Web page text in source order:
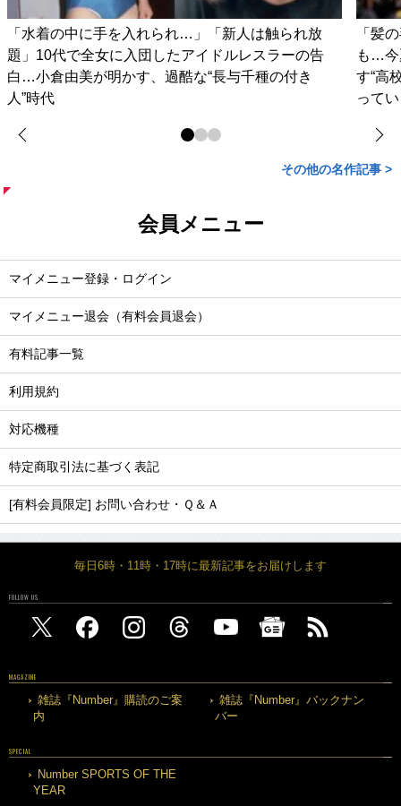
「水着の中に手を入れられ…」「新人は触られ放
題」10代で全女に入団したアイドルレスラーの告
白…小倉由美が明かす、過酷な“長与千種の付き
人”時代
「髪
も…今
す“高
って
その他の名作記事 >
会員メニュー
マイメニュー登録・ログイン
マイメニュー退会（有料会員退会）
有料記事一覧
利用規約
対応機種
特定商取引法に基づく表記
[有料会員限定] お問い合わせ・Ｑ＆Ａ
毎日6時・11時・17時に最新記事をお届けします
FOLLOW US
MAGAZINE
雑誌『Number』購読のご案
内
雑誌『Number』バックナン
バー
SPECIAL
Number SPORTS OF THE
YEAR